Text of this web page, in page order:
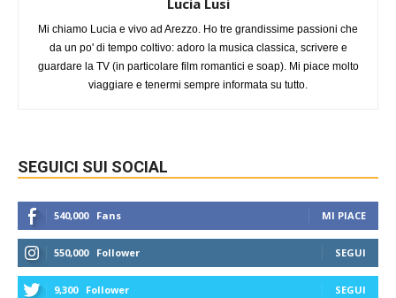
Lucia Lusi
Mi chiamo Lucia e vivo ad Arezzo. Ho tre grandissime passioni che
da un po' di tempo coltivo: adoro la musica classica, scrivere e
guardare la TV (in particolare film romantici e soap). Mi piace molto
viaggiare e tenermi sempre informata su tutto.
SEGUICI SUI SOCIAL
540,000 Fans MI PIACE
550,000 Follower SEGUI
9,300 Follower SEGUI